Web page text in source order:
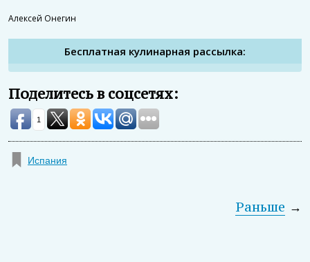
Алексей Онегин
Бесплатная кулинарная рассылка:
Поделитесь в соцсетях:
1
Испания
→
Раньше